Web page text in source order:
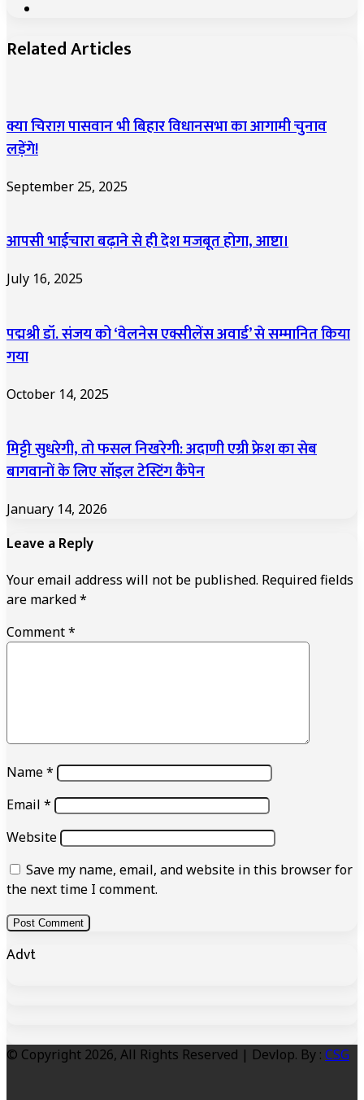
Related Articles
क्या चिराग़ पासवान भी बिहार विधानसभा का आगामी चुनाव
लड़ेंगे!
September 25, 2025
आपसी भाईचारा बढ़ाने से ही देश मजबूत होगा, आष्टा।
July 16, 2025
पद्मश्री डॉ. संजय को ‘वेलनेस एक्सीलेंस अवार्ड’ से सम्मानित किया
गया
October 14, 2025
मिट्टी सुधरेगी, तो फसल निखरेगी: अदाणी एग्री फ्रेश का सेब
बागवानों के लिए सॉइल टेस्टिंग कैंपेन
January 14, 2026
Leave a Reply
Your email address will not be published. Required fields
are marked*
Comment*
Name*
Email *
Website
Save my name, email, and website in this browser for
the next time I comment.
Advt
© Copyright 2026, All Rights Reserved | Devlop. By : CSG